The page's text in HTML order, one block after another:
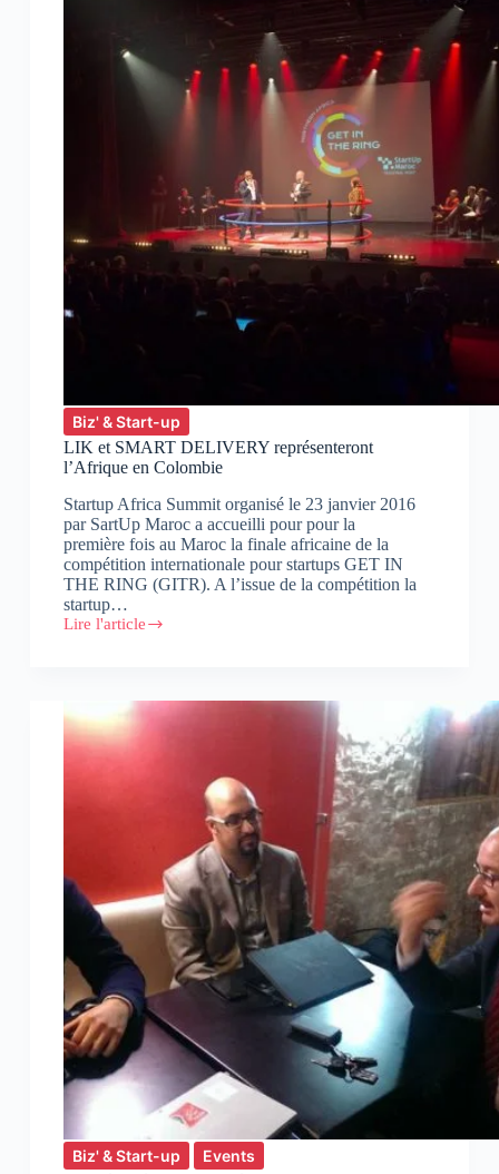
Biz' & Start-up
LIK et SMART DELIVERY représenteront
l’Afrique en Colombie
Startup Africa Summit organisé le 23 janvier 2016
par SartUp Maroc a accueilli pour pour la
première fois au Maroc la finale africaine de la
compétition internationale pour startups GET IN
THE RING (GITR). A l’issue de la compétition la
startup…
Lire l'article
LIK
représenteront
l’Afrique
en
Biz' & Start-up
Events